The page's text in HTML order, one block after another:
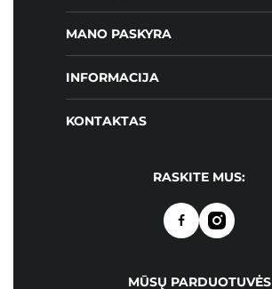
MANO PASKYRA
INFORMACIJA
KONTAKTAS
RASKITE MUS:
MŪSŲ PARDUOTUVĖS